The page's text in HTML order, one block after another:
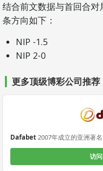
结合前文数据与首回合
条方向如下：
NIP -1.5
NIP 2-0
更多顶级博彩公司推荐
Dafabet2007年成立的亚洲著名
访